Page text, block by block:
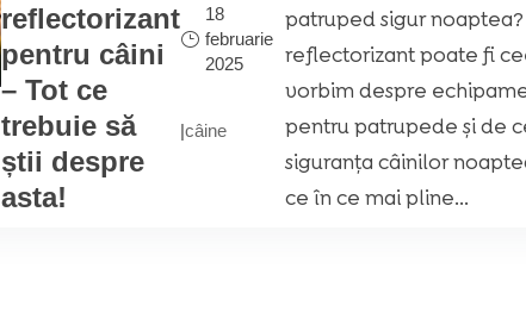
reflectorizant
pentru câini
– Tot ce
trebuie să
știi despre
asta!
18
februarie
2025
|câine
patruped sigur noaptea?
reflectorizant poate fi
vorbim despre
pentru patrupede și de
siguranța câinilor
ce în ce mai pline...